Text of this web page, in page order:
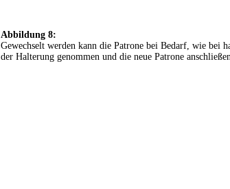
Abbildung 8:
Gewechselt werden kann die Patrone bei Bedarf, wie bei
der Halterung genommen und die neue Patrone